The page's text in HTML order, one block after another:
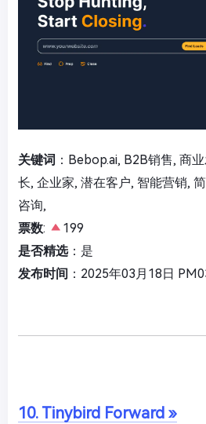
关键词 ：Bebop.ai, B2B销售, 商
长, 企业家, 潜在客户, 智能营销,
咨询,
票数:
199
是否精选：是
发布时间 ：2025年03月18日
10. Tinybird Forward »